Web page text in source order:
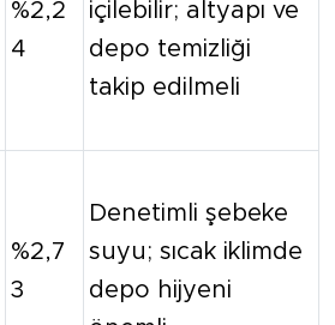
%2,2
4
içilebilir; altyapı ve
depo temizliği
takip edilmeli
%2,7
3
Denetimli şebeke
suyu; sıcak iklimde
depo hijyeni